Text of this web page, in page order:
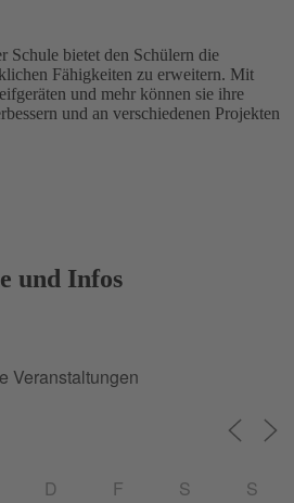
Schule bietet den Schülern die
Fähigkeiten zu erweitern. Mit
und mehr können sie ihre
und an verschiedenen Projekten
und Infos
Veranstaltungen
D F S S